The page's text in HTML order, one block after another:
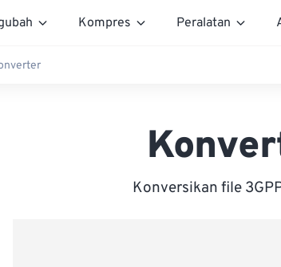
Kompres Peralatan
Konversikan file